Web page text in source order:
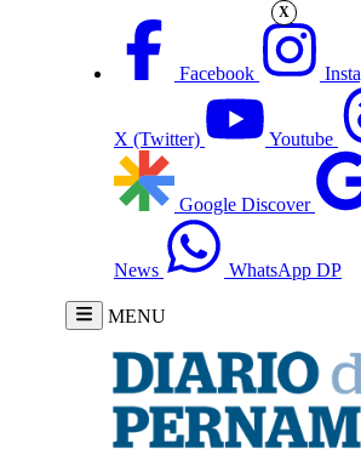
Facebook
X (Twitter) Youtube
Google Discover
News WhatsApp DP
MENU
X